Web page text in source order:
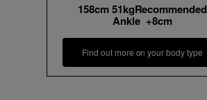
158cm 51kgRecommended
Ankle +8cm
Find out more on your body type